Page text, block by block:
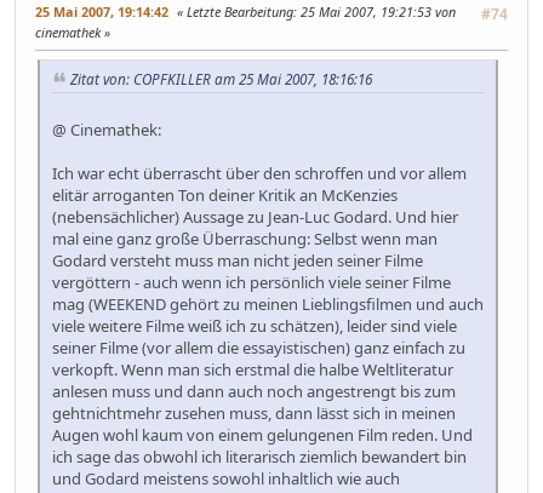
25 Mai 2007, 19:14:42 #74
Letzte Bearbeitung: 25 Mai 2007, 19:21:53 von
cinemathek
Zitat von: COPFKILLER am 25 Mai 2007, 18:16:16
@ Cinemathek:
Ich war echt überrascht über den schroffen und vor allem
elitär arroganten Ton deiner Kritik an McKenzies
(nebensächlicher) Aussage zu Jean-Luc Godard. Und hier
mal eine ganz große Überraschung: Selbst wenn man
Godard versteht muss man nicht jeden seiner Filme
vergöttern - auch wenn ich persönlich viele seiner Filme
mag (WEEKEND gehört zu meinen Lieblingsfilmen und auch
viele weitere Filme weiß ich zu schätzen), leider sind viele
seiner Filme (vor allem die essayistischen) ganz einfach zu
verkopft. Wenn man sich erstmal die halbe Weltliteratur
anlesen muss und dann auch noch angestrengt bis zum
gehtnichtmehr zusehen muss, dann lässt sich in meinen
Augen wohl kaum von einem gelungenen Film reden. Und
ich sage das obwohl ich literarisch ziemlich bewandert bin
und Godard meistens sowohl inhaltlich wie auch